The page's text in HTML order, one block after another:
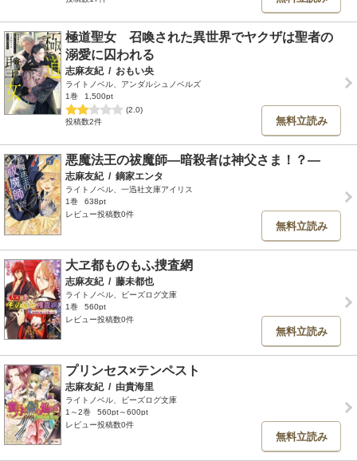
極道聖女 召喚された異世界でヤクザは聖者の
溺愛に囚われる
志麻友紀 / おもい央
ライトノベル、アンダルシュノベルズ
1巻
1,500pt
(2.0)
投稿数2件
無料立読み
悪魔法王の祓魔師―暗殺者は神父さま！？―
志麻友紀 / 鏑家エンタ
ライトノベル、一迅社文庫アイリス
1巻
638pt
レビュー投稿数0件
無料立読み
大ヱ都ものもふ捜査網
志麻友紀 / 藤未都也
ライトノベル、ビーズログ文庫
1巻
560pt
レビュー投稿数0件
無料立読み
プリンセス×テンペスト
志麻友紀 / 由貴海里
ライトノベル、ビーズログ文庫
1～2巻
560pt～600pt
レビュー投稿数0件
無料立読み